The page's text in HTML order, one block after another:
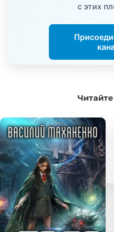
с этих
Читайте